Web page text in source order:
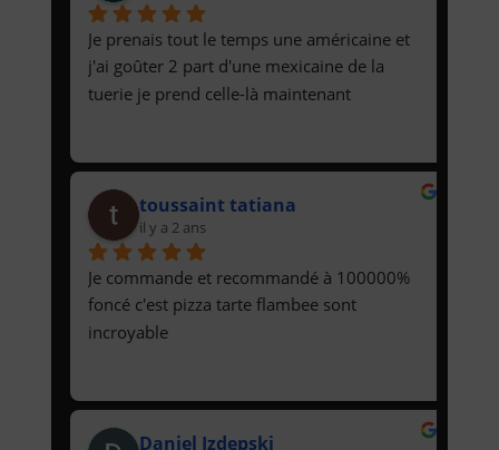
Je prenais tout le temps une américaine et
j'ai goûter 2 part d'une mexicaine de la
tuerie je prend celle-là maintenant
toussaint tatiana
il y a 2 ans
Je commande et recommandé à 100000%
foncé c'est pizza tarte flambee sont
incroyable
Daniel Izdepski